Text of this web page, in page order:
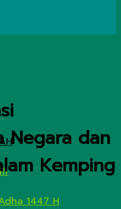
1447 H
Negara dan
Kemping